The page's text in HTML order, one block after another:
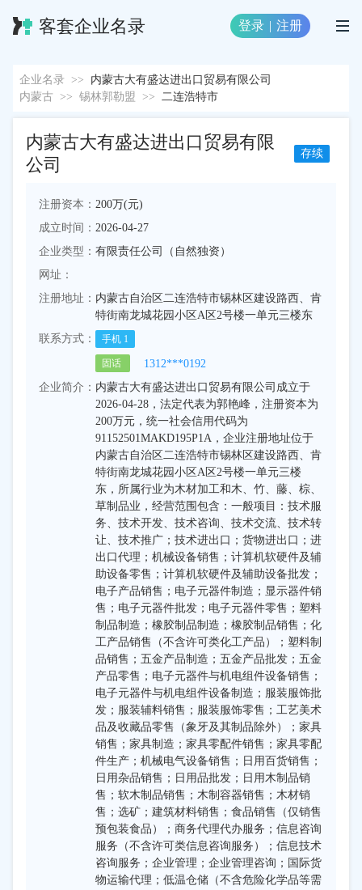
客套企业名录 登录 | 注册
企业名录 >>
内蒙古大有盛达进出口贸易有限公司
内蒙古 >> 锡林郭勒盟 >> 二连浩特市
内蒙古大有盛达进出口贸易有限
公司
存续
注册资本： 200万(元)
成立时间： 2026-04-27
企业类型： 有限责任公司（自然独资）
网址：
注册地址： 内蒙古自治区二连浩特市锡林区建设路西、肯
特街南龙城花园小区A区2号楼一单元三楼东
联系方式：
手机 1
固话
1312***0192
企业简介： 内蒙古大有盛达进出口贸易有限公司成立于
2026-04-28，法定代表为郭艳峰，注册资本为
200万元，统一社会信用代码为
91152501MAKD195P1A，企业注册地址位于
内蒙古自治区二连浩特市锡林区建设路西、肯
特街南龙城花园小区A区2号楼一单元三楼
东，所属行业为木材加工和木、竹、藤、棕、
草制品业，经营范围包含：一般项目：技术服
务、技术开发、技术咨询、技术交流、技术转
让、技术推广；技术进出口；货物进出口；进
出口代理；机械设备销售；计算机软硬件及辅
助设备零售；计算机软硬件及辅助设备批发；
电子产品销售；电子元器件制造；显示器件销
售；电子元器件批发；电子元器件零售；塑料
制品制造；橡胶制品制造；橡胶制品销售；化
工产品销售（不含许可类化工产品）；塑料制
品销售；五金产品制造；五金产品批发；五金
产品零售；电子元器件与机电组件设备销售；
电子元器件与机电组件设备制造；服装服饰批
发；服装辅料销售；服装服饰零售；工艺美术
品及收藏品零售（象牙及其制品除外）；家具
销售；家具制造；家具零配件销售；家具零配
件生产；机械电气设备销售；日用百货销售；
日用杂品销售；日用品批发；日用木制品销
售；软木制品销售；木制容器销售；木材销
售；选矿；建筑材料销售；食品销售（仅销售
预包装食品）；商务代理代办服务；信息咨询
服务（不含许可类信息咨询服务）；信息技术
咨询服务；企业管理；企业管理咨询；国际货
物运输代理；低温仓储（不含危险化学品等需